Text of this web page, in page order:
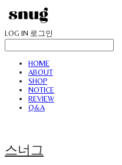
LOG IN 로그인
HOME
ABOUT
SHOP
NOTICE
REVIEW
Q&A
스너그